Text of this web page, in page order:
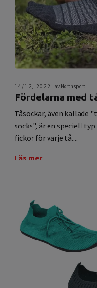
14/12, 2022 av Northsport
Fördelarna med
Tåsockar, även kallade
socks", är en speciell
fickor för varje tå....
Läs mer